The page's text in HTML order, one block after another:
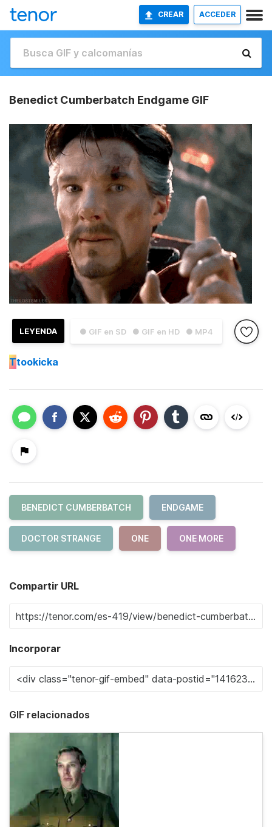
CREAR ACCEDER
Benedict Cumberbatch Endgame GIF
● GIF en SD ● GIF en HD ● MP4
LEYENDA
Ttookicka
BENEDICT CUMBERBATCH ENDGAME
DOCTOR STRANGE ONE ONE MORE
Compartir URL
Incorporar
GIF relacionados